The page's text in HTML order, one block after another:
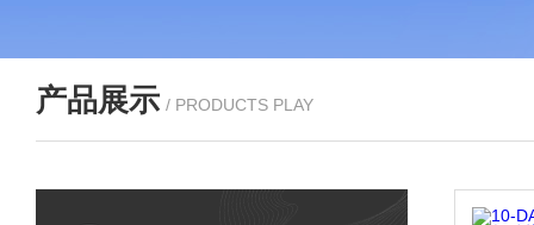
产品展示 / PRODUCTS PLAY